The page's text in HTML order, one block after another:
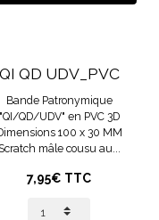
QI QD UDV_PVC
Bande Patronymique
"QI/QD/UDV" en PVC 3D
100 x 30 MM
Scratch mâle cousu au...
7,95€ TTC